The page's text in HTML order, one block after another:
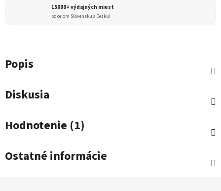
15000+ výdajných miest
po celom Slovensku a Česku!
Popis
Diskusia
Hodnotenie (1)
Ostatné informácie